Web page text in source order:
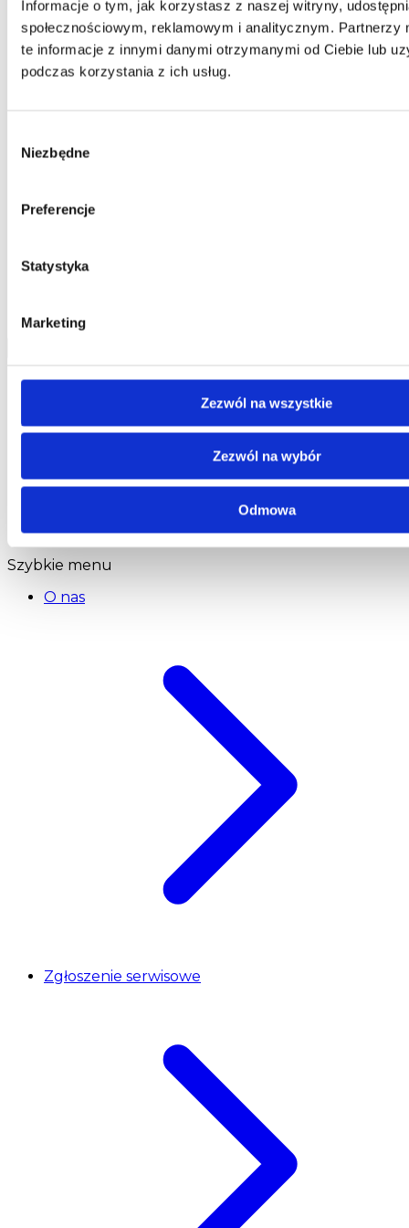
Informacje o tym, jak korzystasz z naszej witryny,
społecznościowym, reklamowym i analitycznym. Partnerzy
te informacje z innymi danymi otrzymanymi od Ciebie lub
podczas korzystania z ich usług.
zgody
Niezbędne
Preferencje
Statystyka
Marketing
Zezwól na wszystkie
Zezwól na wybór
Odmowa
Telefon: 58 309 03 07
E-mail: kontakt@dks.pl
Dział Obsługi Klienta
Telefon: 58 350 66 05
DKS Sp. z o.o.
80-180 Kowale
REGON: 190917946
Centrala
E-mail: serwis@dks.pl
Szybkie menu
O nas
Zgłoszenie serwisowe